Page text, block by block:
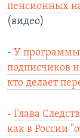
пенсионных
(видео)
- У
подписчиков
кто делает
- Глава
как в России